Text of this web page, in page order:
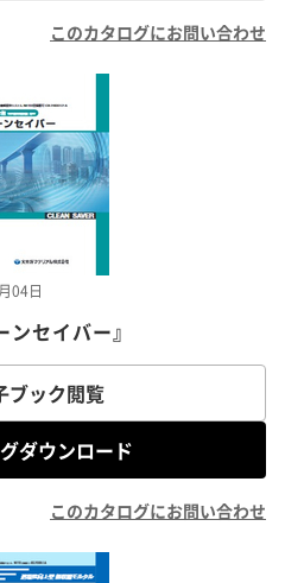
このカタログにお問い合わせ
セイバー』
04日
ブック閲覧
ダウンロード
このカタログにお問い合わせ